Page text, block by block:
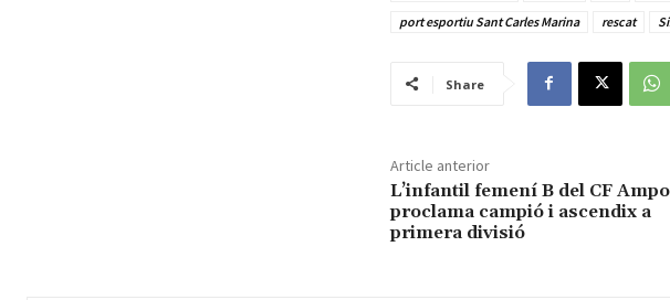
port esportiu Sant Carles Marina
rescat
Share
Article anterior
L’infantil femení B del CF
proclama campió i ascendix a
primera divisió